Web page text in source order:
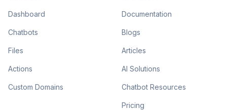
Dashboard
Chatbots
Files
Actions
Custom Domains
Documentation
Blogs
Articles
AI Solutions
Chatbot Resources
Pricing